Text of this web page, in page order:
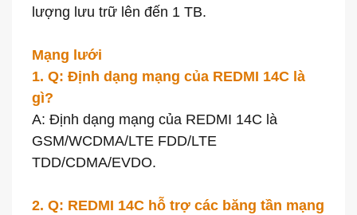
lượng lưu trữ lên đến 1 TB.
Mạng lưới
1. Q: Định dạng mạng của REDMI 14C là
gì?
A: Định dạng mạng của REDMI 14C là
GSM/WCDMA/LTE FDD/LTE
TDD/CDMA/EVDO.
2. Q: REDMI 14C hỗ trợ các băng tần mạng